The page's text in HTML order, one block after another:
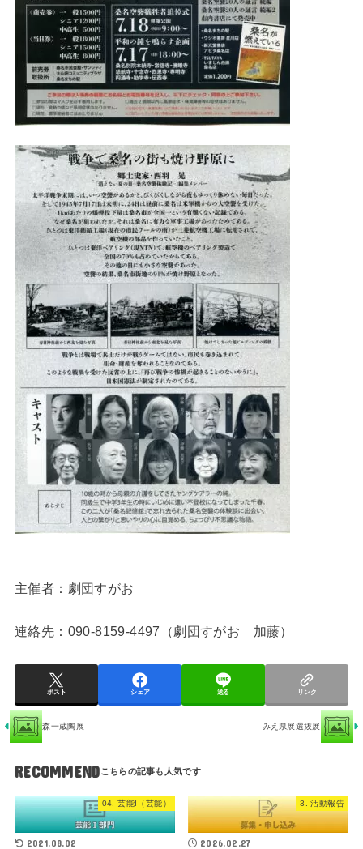
主催者：劇団すがお
連絡先：090-8159-4497（劇団すがお 加藤）
ポスト シェア 送る リンク
森一蔵陶展 みえ県展選抜展
RECOMMEND
04. 芸能I（芸能）
2021.08.02
3. 活動報告
2026.02.27